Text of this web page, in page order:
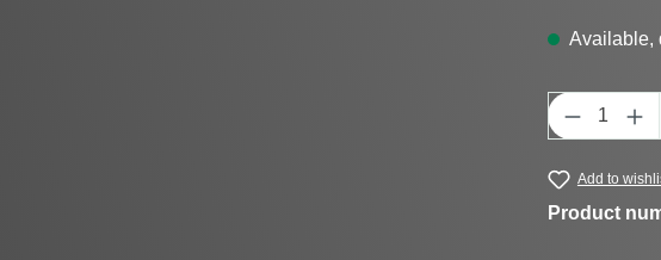
Available,
Product
Add to
Product